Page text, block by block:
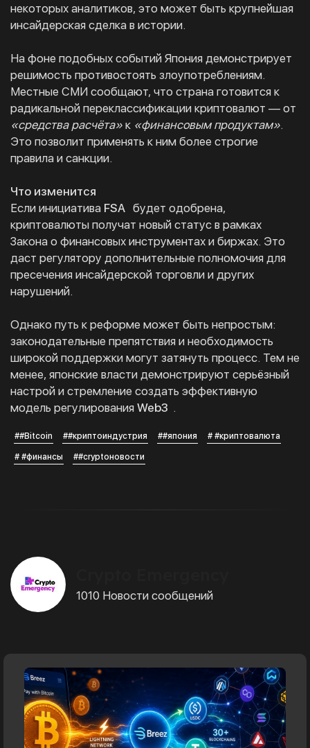
некоторых аналитиков, это может быть крупнейшая
инсайдерская сделка в истории.
На фоне подобных событий Япония демонстрирует
решимость противостоять злоупотреблениям.
Местные СМИ сообщают, что страна готовится к
радикальной переклассификации криптовалют — от
«средства расчёта» к «финансовым продуктам».
Это позволит применять к ним более строгие
правила и санкции.
Что изменится
Если инициатива FSA будет одобрена,
криптовалюты получат новый статус в рамках
Закона о финансовых инструментах и биржах. Это
даст регулятору дополнительные полномочия для
пресечения инсайдерской торговли и других
нарушений.
Однако путь к реформе может быть непростым:
законодательные препятствия и необходимость
широкой поддержки могут затянуть процесс. Тем не
менее, японские власти демонстрируют серьёзный
настрой и стремление создать эффективную
модель регулирования Web3 .
##Bitcoin ##криптоиндустрия ##япония # #криптовалюта
# #финансы ##cryptoновости
1010 Новости сообщений